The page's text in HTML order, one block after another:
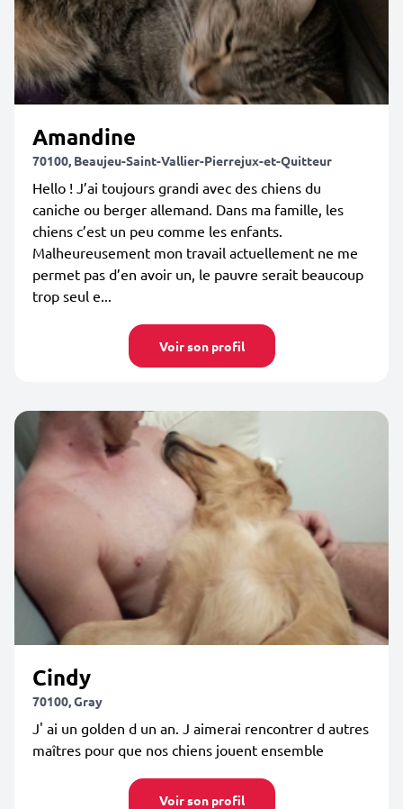
Amandine
70100, Beaujeu-Saint-Vallier-Pierrejux-et-Quitteur
Hello ! J’ai toujours grandi avec des chiens du
caniche ou berger allemand. Dans ma famille, les
chiens c’est un peu comme les enfants.
Malheureusement mon travail actuellement ne me
permet pas d’en avoir un, le pauvre serait beaucoup
trop seul e...
Voir son profil
Cindy
70100, Gray
J' ai un golden d un an. J aimerai rencontrer d autres
maîtres pour que nos chiens jouent ensemble
Voir son profil